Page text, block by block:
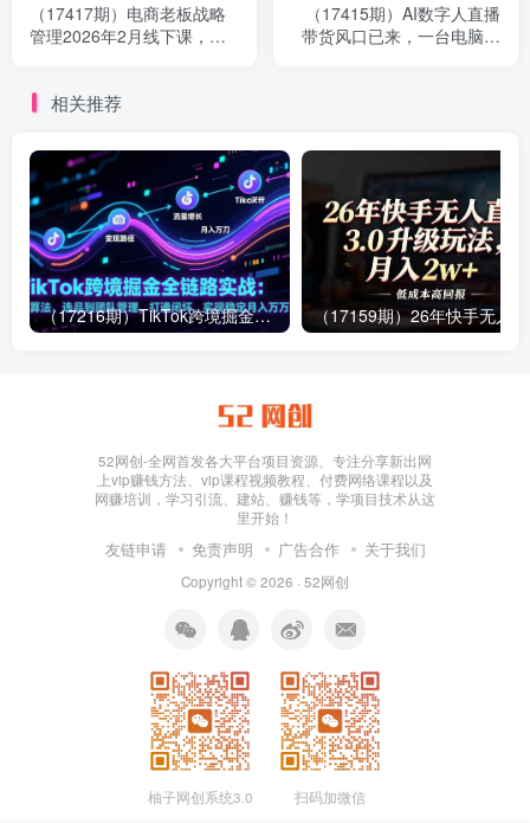
（17417期）电商老板战略
管理2026年2月线下课，掌
（17415期）AI数字人直播
带货风口已来，一台电脑在
相关推荐
（17216期）TikTok跨境掘金全链路实战：从算法、选品到团队管理，打通闭环，实现稳定月入万刀
52网创-全网首发各大平台项目资源、专注分享新出网
上vip赚钱方法、vip课程视频教程、付费网络课程以及
网赚培训，学习引流、建站、赚钱等，学项目技术从这
里开始！
友链申请 免责声明 广告合作 关于我们
Copyright © 2026 · 52网创
柚子网创系统3.0 扫码加微信